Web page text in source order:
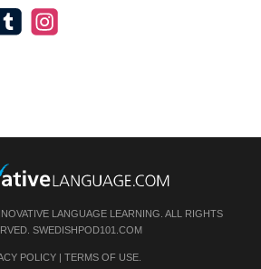
LANGUAGE LEARNING. ALL RIGHTS
SWEDISHPOD101.COM
POLICY| TERMS OF USE.